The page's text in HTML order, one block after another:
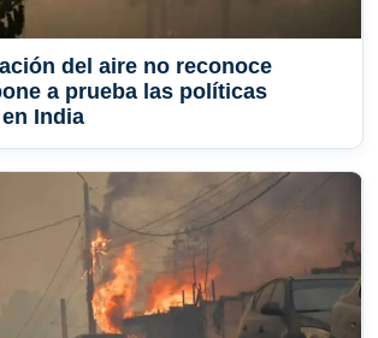
del aire no reconoce
a prueba las políticas
India